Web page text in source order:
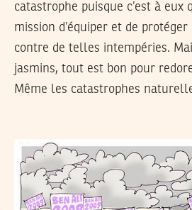
catastrophe puisque c’est à eux
mission d’équiper et de
contre de telles intempéries.
jasmins, tout est bon pour
Même les catastrophes